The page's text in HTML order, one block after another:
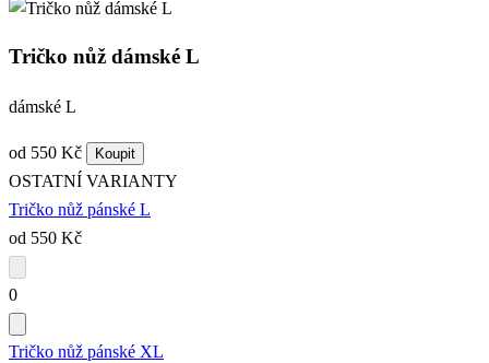
Tričko nůž dámské L
dámské L
od 550 Kč Koupit
OSTATNÍ VARIANTY
Tričko nůž pánské L
od 550 Kč
0
Tričko nůž pánské XL